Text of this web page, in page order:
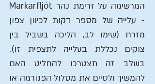
המרשימה על זרימת נהר Markarfljót
- עלייה של מספר דקות לכיוון צפון
מזרח (שימו לב, הליכה בשביל בין
צוקים נכללת בעלייה לתצפית זו).
בשלב זה תצטרכו להחליט האם
להמשיך ולסיים את מסלול הפנורמה או